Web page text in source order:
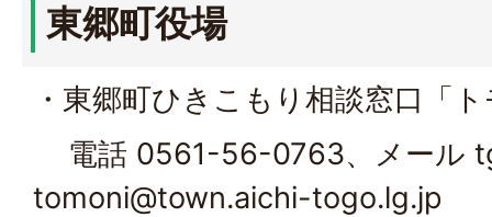
東郷町役場
・東郷町ひきこもり相談窓口「
電話 0561-56-0763、メール
tomoni@town.aichi-togo.lg.jp